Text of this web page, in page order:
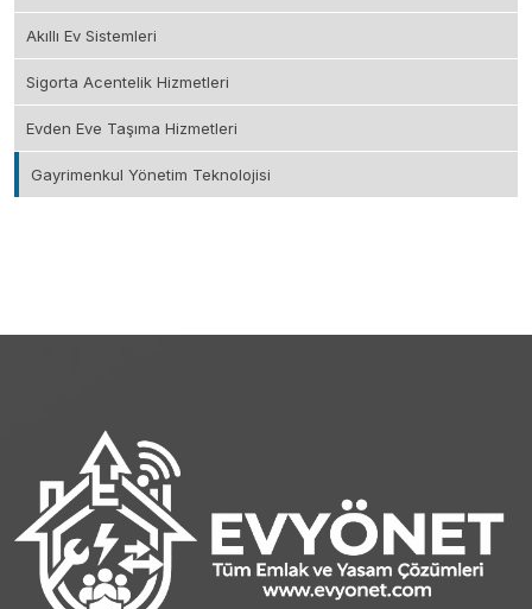
Akıllı Ev Sistemleri
Sigorta Acentelik Hizmetleri
Evden Eve Taşıma Hizmetleri
Gayrimenkul Yönetim Teknolojisi